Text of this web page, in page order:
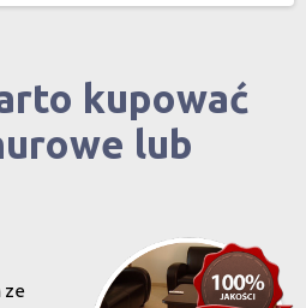
kupować
lub
ze